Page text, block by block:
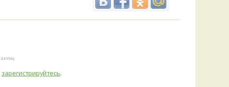
23196)
зарегистрируйтесь.